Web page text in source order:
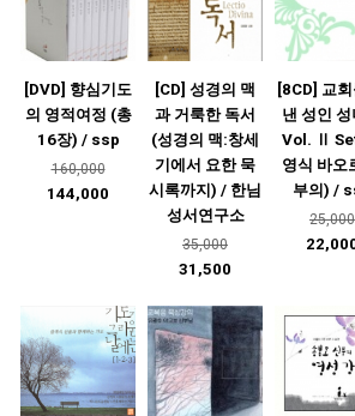
[DVD] 향심기도
의 영적여정 (총
16장) / ssp
160,000
144,000
[CD] 성경의 맥
과 거룩한 독서
(성경의 맥:창세
기에서 요한 묵
시록까지) / 한님
성서연구소
35,000
31,500
[8CD] 교
낸 성인
Vol. Ⅱ
영식 바오
부의) /
25,000